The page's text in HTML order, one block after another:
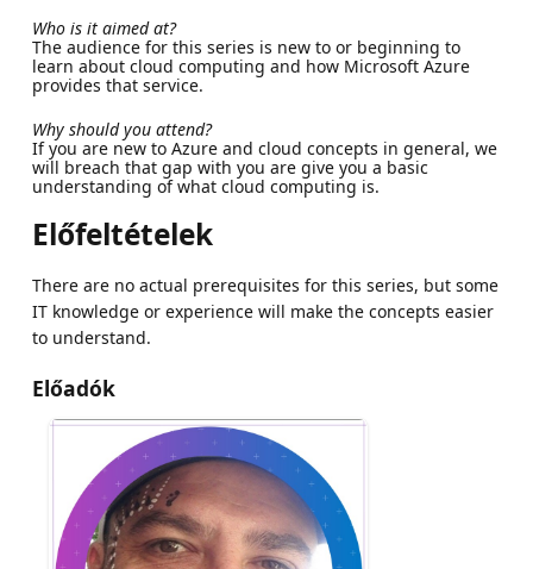
Who is it aimed at?
The audience for this series is new to or beginning to
learn about cloud computing and how Microsoft Azure
provides that service.
Why should you attend?
If you are new to Azure and cloud concepts in general, we
will breach that gap with you are give you a basic
understanding of what cloud computing is.
Előfeltételek
There are no actual prerequisites for this series, but some
IT knowledge or experience will make the concepts easier
to understand.
Előadók